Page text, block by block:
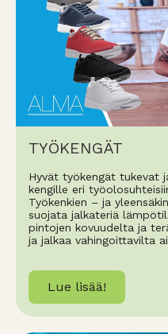
TYÖKENGÄT
Hyvät työkengät tukevat
kengille eri
Työkenkien – ja
suojata jalkateriä
pintojen kovuudelta ja
ja jalkaa vahingoittavilta
Lue lisää!